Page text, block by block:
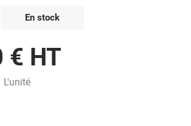
En stock
€ HT
L'unité